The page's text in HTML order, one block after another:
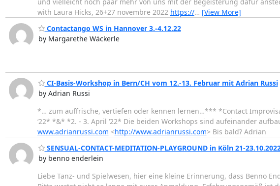
und vielleicht noch paar mehr von uns mit der Begeisterung dafür
with Laura Hicks, 26+27 novembre 2022 https://… [View More]
Contactango WS in Hannover 3.-4.12.22
by Margarethe Wäckerle
CI-Basis-Workshop in Bern/CH vom 12.-13. Februar mit Adrian Russi
by Adrian Russi
*… zum auffrische, vertiefen oder kennen lernen…*** *Contact
‘22* *&* *2. - 3. April ‘22* Die beiden Workshops sind aufeinander
www.adrianrussi.com <http://www.adrianrussi.com> Bis bald? Adrian
SENSUAL-CONTACT-MEDITATION-PLAYGROUND in Köln 21-
by benno enderlein
Liebe Tanz- und Spielwesen, hier eine kleine Erinnerung, dass Benno